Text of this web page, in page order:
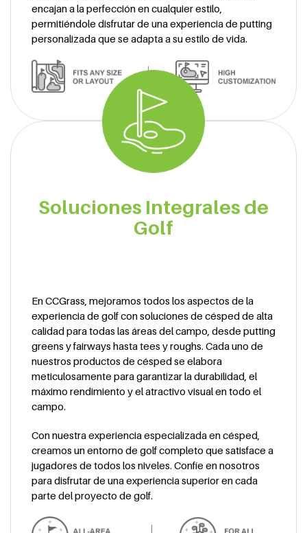
encajan a la perfección en cualquier estilo,
permitiéndole disfrutar de una experiencia de putting
personalizada que se adapta a su estilo de vida.
Soluciones Integrales de
Golf
En CCGrass, mejoramos todos los aspectos de la
experiencia de golf con soluciones de césped de alta
calidad para todas las áreas del campo, desde putting
greens y fairways hasta tees y roughs. Cada uno de
nuestros productos de césped se elabora
meticulosamente para garantizar la durabilidad, el
máximo rendimiento y el atractivo visual en todo el
campo.
Con nuestra experiencia especializada en césped,
creamos un entorno de golf completo que satisface a
jugadores de todos los niveles. Confíe en nosotros
para disfrutar de una experiencia superior en cada
parte del proyecto de golf.